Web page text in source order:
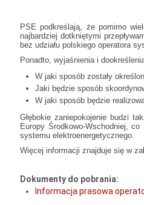
PSE podkreślają, że pomimo
najbardziej dotkniętymi
bez udziału polskiego operatora
Ponadto, wyjaśnienia i
W jaki sposób zostały
Jaki będzie sposób
W jaki sposób będzie
Głębokie zaniepokojenie budzi
Europy Środkowo-Wschodniej,
systemu elektroenergetycznego.
Więcej informacji znajduje się w
Dokumenty do pobrania:
Informacja prasowa